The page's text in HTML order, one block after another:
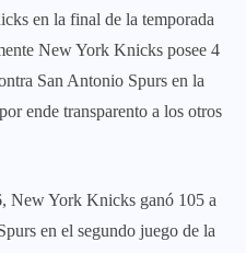
en la final de la temporada
New York Knicks posee 4
San Antonio Spurs en la
ende transparento a los otros
New York Knicks ganó 105 a
en el segundo juego de la